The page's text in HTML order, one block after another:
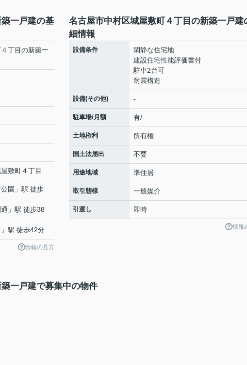
一戸建の基
丁目の新築一
敷町４丁目
園 」駅 徒歩
」駅 徒歩38
」駅 徒歩42分
情報の見方
名古屋市中村区城屋敷町４丁目の新築一戸建
細情報
設備条件
閑静な住宅地
建設住宅性能評価書付
駐車2台可
耐震構造
設備(その他) -
駐車場/月額 有/-
土地権利 所有権
国土法届出 不要
用途地域 準住居
取引態様 一般媒介
引渡し 即時
情報
一戸建で募集中の物件